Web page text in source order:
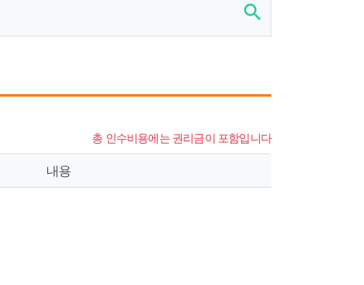
search
총 인수비용에는 권리금이 포함입니다
내용